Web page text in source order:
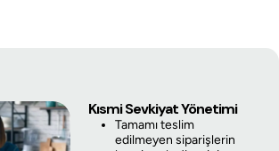
Kısmi Sevkiyat Yönetimi
Tamamı teslim
edilmeyen siparişlerin